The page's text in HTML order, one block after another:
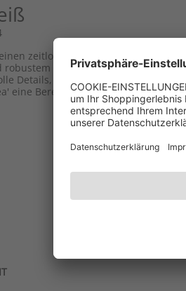
zeitlos eleganten Damen-
Leder bietet der Schuh zum
Details, wie die dekorativen
eine Bereicherung für den